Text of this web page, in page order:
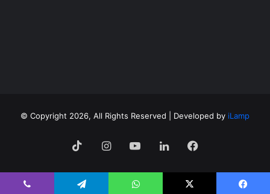
Copyright 2026, All Rights Reserved | Developed by iLamp
©
فيسبوك لينكدإن ‫YouTubeانستقرام